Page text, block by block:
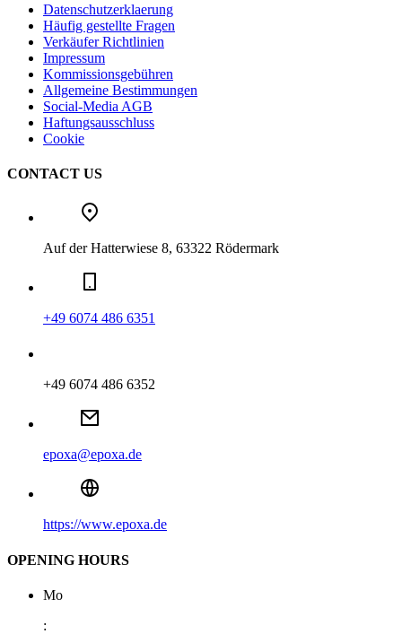
Datenschutzerklaerung
Häufig gestellte Fragen
Verkäufer Richtlinien
Impressum
Kommissionsgebühren
Allgemeine Bestimmungen
Social-Media AGB
Haftungsausschluss
Cookie
CONTACT US
Auf der Hatterwiese 8, 63322 Rödermark
+49 6074 486 6351
+49 6074 486 6352
epoxa@epoxa.de
https://www.epoxa.de
OPENING HOURS
Mo
: